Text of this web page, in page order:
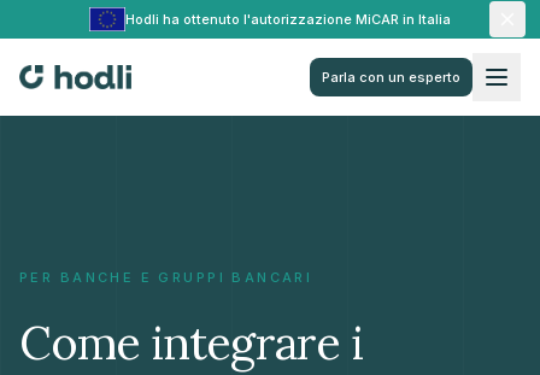
Hodli ha ottenuto l'autorizzazione MiCAR in Italia
Parla con un esperto
PER BANCHE E GRUPPI BANCARI
Come integrare i